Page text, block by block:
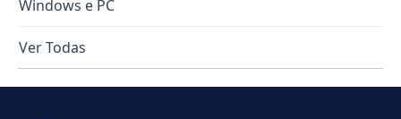
Windows e PC
Ver Todas